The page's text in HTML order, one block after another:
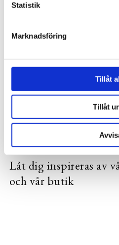
Statistik
Marknadsföring
Tillåt
Tillåt
30 dagars öppet köp - gäller ej
Låt dig inspireras av
och vår butik